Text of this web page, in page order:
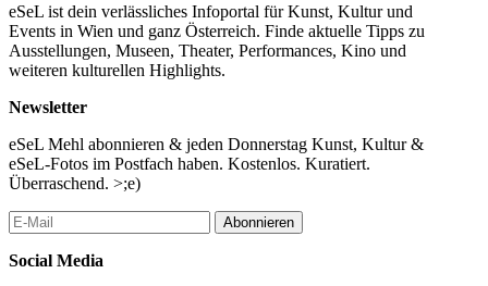
eSeL ist dein verlässliches Infoportal für Kunst, Kultur und
Events in Wien und ganz Österreich. Finde aktuelle Tipps zu
Ausstellungen, Museen, Theater, Performances, Kino und
weiteren kulturellen Highlights.
Newsletter
eSeL Mehl abonnieren & jeden Donnerstag Kunst, Kultur &
eSeL-Fotos im Postfach haben. Kostenlos. Kuratiert.
Überraschend. >;e)
Abonnieren
Social Media